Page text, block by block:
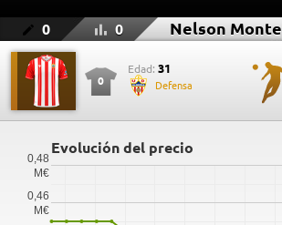
0 0 Nelson Monte
0
Edad: 31
Defensa
Evolución del precio
0,46
M€
0,48
M€